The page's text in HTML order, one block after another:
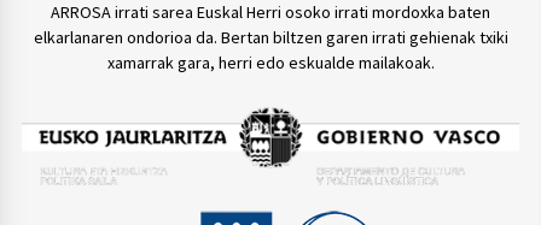
ARROSA irrati sarea Euskal Herri osoko irrati mordoxka baten
elkarlanaren ondorioa da. Bertan biltzen garen irrati gehienak txiki
xamarrak gara, herri edo eskualde mailakoak.